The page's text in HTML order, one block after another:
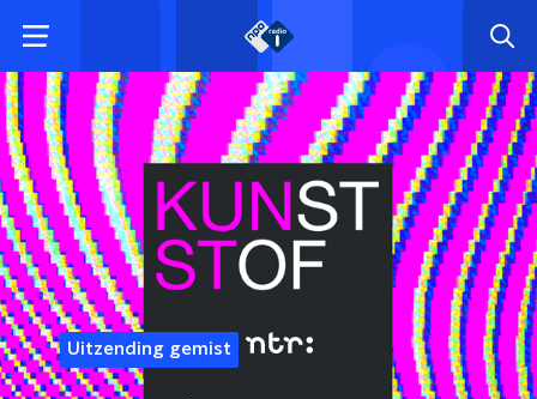
Uitzending gemist